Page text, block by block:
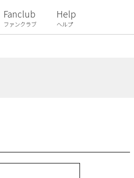
Fanclub
ファンクラブ
Help
ヘルプ